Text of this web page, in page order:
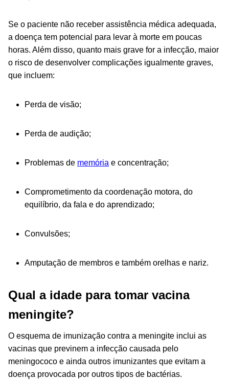
Se o paciente não receber assistência médica adequada,
a doença tem potencial para levar à morte em poucas
horas. Além disso, quanto mais grave for a infecção, maior
o risco de desenvolver complicações igualmente graves,
que incluem:
Perda de visão;
Perda de audição;
Problemas de memória e concentração;
Comprometimento da coordenação motora, do
equilíbrio, da fala e do aprendizado;
Convulsões;
Amputação de membros e também orelhas e nariz.
Qual a idade para tomar vacina
meningite?
O esquema de imunização contra a meningite inclui as
vacinas que previnem a infecção causada pelo
meningococo e ainda outros imunizantes que evitam a
doença provocada por outros tipos de bactérias.